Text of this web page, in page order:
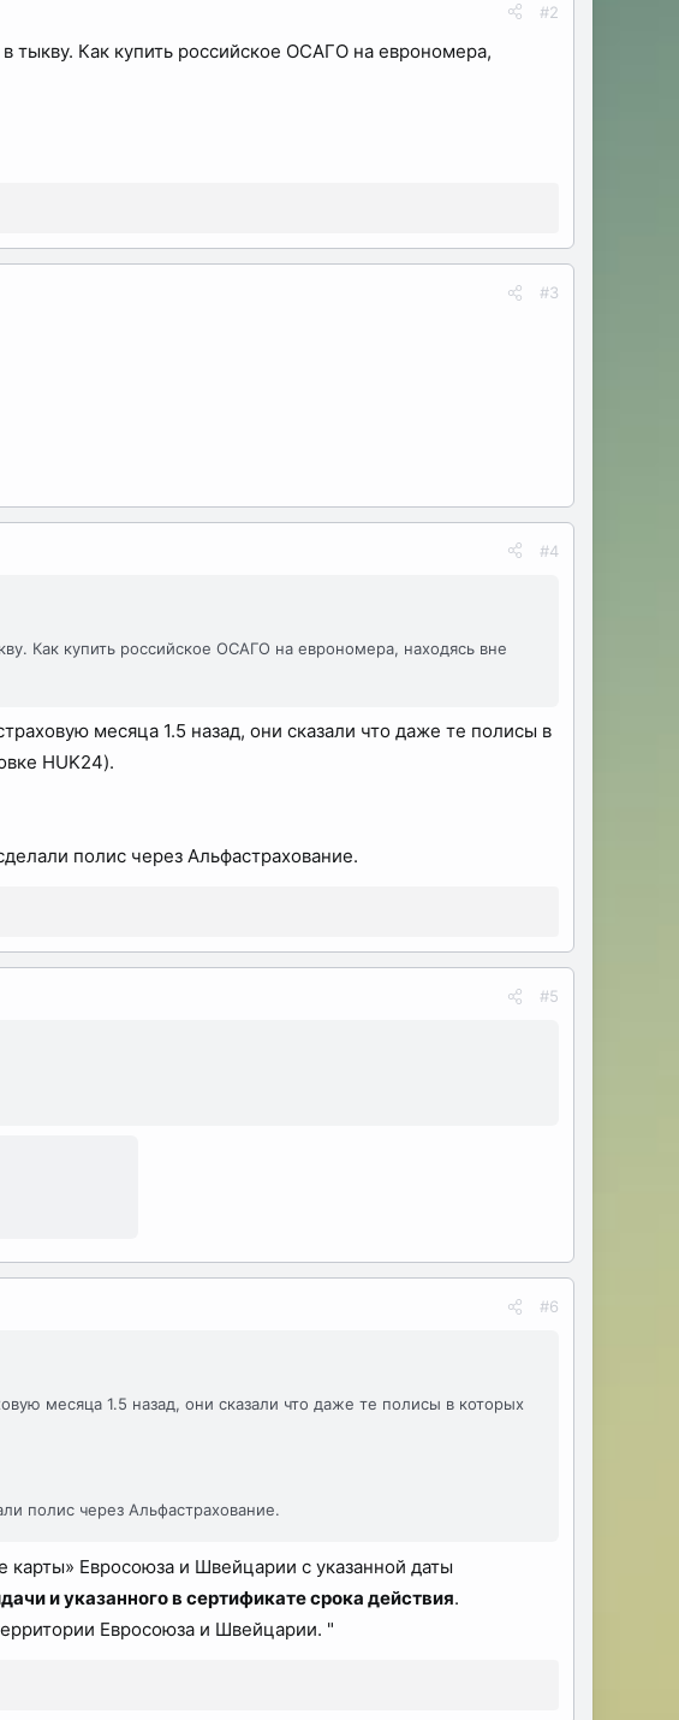
#2
тыкву. Как купить российское ОСАГО на еврономера,
#3
#4
Как купить российское ОСАГО на еврономера, находясь вне
месяца 1.5 назад, они сказали что даже те полисы в
HUK24).
полис через Альфастрахование.
#5
#6
месяца 1.5 назад, они сказали что даже те полисы в которых
полис через Альфастрахование.
Евросоюза и Швейцарии с указанной даты
и указанного в сертификате срока действия.
Евросоюза и Швейцарии. "